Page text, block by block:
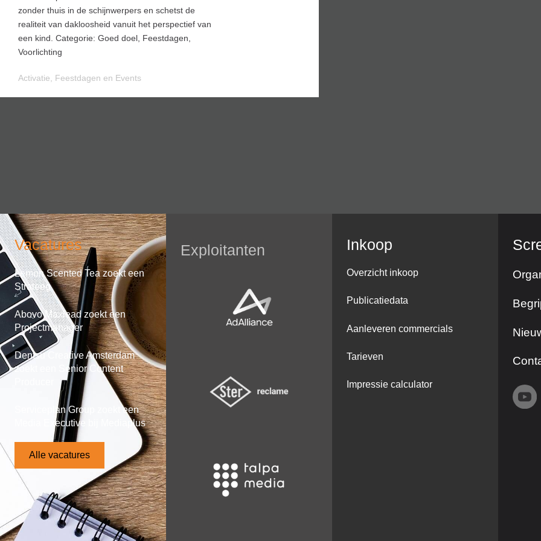
zonder thuis in de schijnwerpers en schetst de
realiteit van dakloosheid vanuit het perspectief van
een kind. Categorie: Goed doel, Feestdagen,
Voorlichting
Activatie Feestdagen en Events
Vacatures
Lemon Scented Tea zoekt een
Strateeg
Abovo Maxlead zoekt een
Projectmanager
Dentsu Creative Amsterdam
zoekt een Senior Content
Serviceplan Group zoekt een
Media Executive bij Mediaplus
Alle vacatures
Exploitanten Inkoop
Overzicht inkoop
Publicatiedata
Aanleveren commercials
Tarieven
Impressie calculator